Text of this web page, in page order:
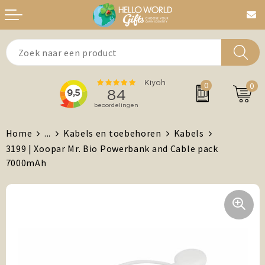
0 0
Agenda's + Kalenders
Auto en Fiets
Antistress artikelen
Beurzen & Events
Chocolade
Dag van de Zorg
Home ... Kabels en toebehoren
Kabels
3199 | Xoopar Mr. Bio Powerbank and Cable pack
7000mAh